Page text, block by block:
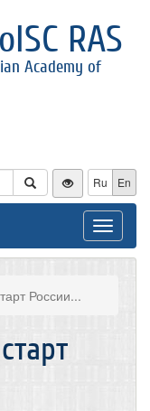
RAS
Academy of
Ru En
Toggle
России...